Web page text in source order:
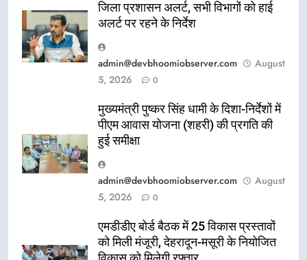
जिला प्रशासन अलर्ट, सभी विभागों को हाई
अलर्ट पर रहने के निर्देश
admin@devbhoomiobserver.com
August
5, 2026
0
मुख्यमंत्री पुष्कर सिंह धामी के दिशा-निर्देशों में
पीएम आवास योजना (शहरी) की प्रगति की
हुई समीक्षा
admin@devbhoomiobserver.com
August
5, 2026
0
एमडीडीए बोर्ड बैठक में 25 विकास प्रस्तावों
को मिली मंजूरी, देहरादून-मसूरी के नियोजित